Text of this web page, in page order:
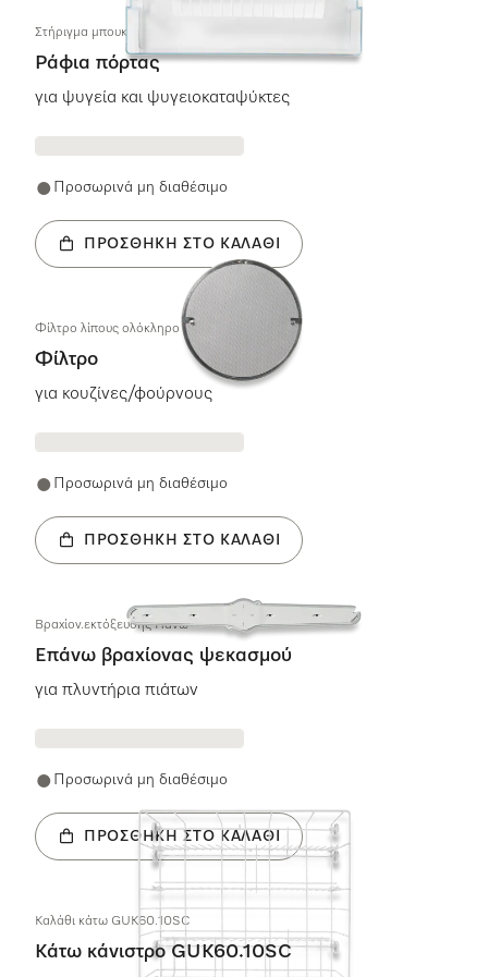
Στήριγμα μπουκαλιών Θήκη μπουκαλιών
Ράφια πόρτας
για ψυγεία και ψυγειοκαταψύκτες
Προσωρινά μη διαθέσιμο
ΠΡΟΣΘΉΚΗ ΣΤΟ ΚΑΛΆΘΙ
Φίλτρο λίπους ολόκληρο
Φίλτρο
για κουζίνες/φούρνους
Προσωρινά μη διαθέσιμο
ΠΡΟΣΘΉΚΗ ΣΤΟ ΚΑΛΆΘΙ
Βραχίον.εκτόξευσης Πάνω
Επάνω βραχίονας ψεκασμού
για πλυντήρια πιάτων
Προσωρινά μη διαθέσιμο
ΠΡΟΣΘΉΚΗ ΣΤΟ ΚΑΛΆΘΙ
Καλάθι κάτω GUK60.10SC
Κάτω κάνιστρο GUK60.10SC